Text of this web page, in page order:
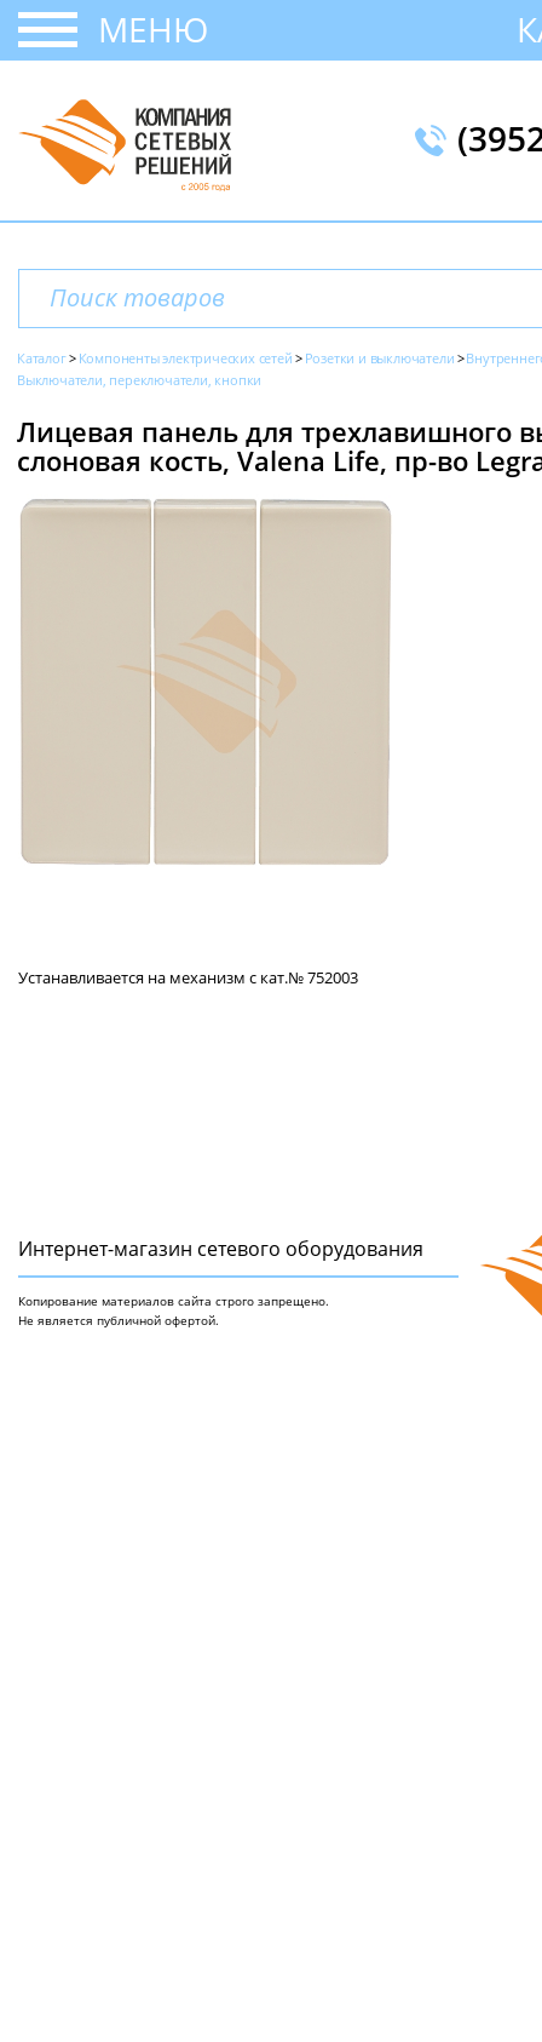
МЕНЮ
Каталог Компоненты электрических сетей Розетки и выключатели
Выключатели, переключатели, кнопки
Лицевая панель для трехлавишного
слоновая кость, Valena Life, пр-во
Устанавливается на механизм с кат.№ 752003
Интернет-магазин сетeвого оборудования
Копирование материалов сайта строго запрещено.
Не является публичной офертой.